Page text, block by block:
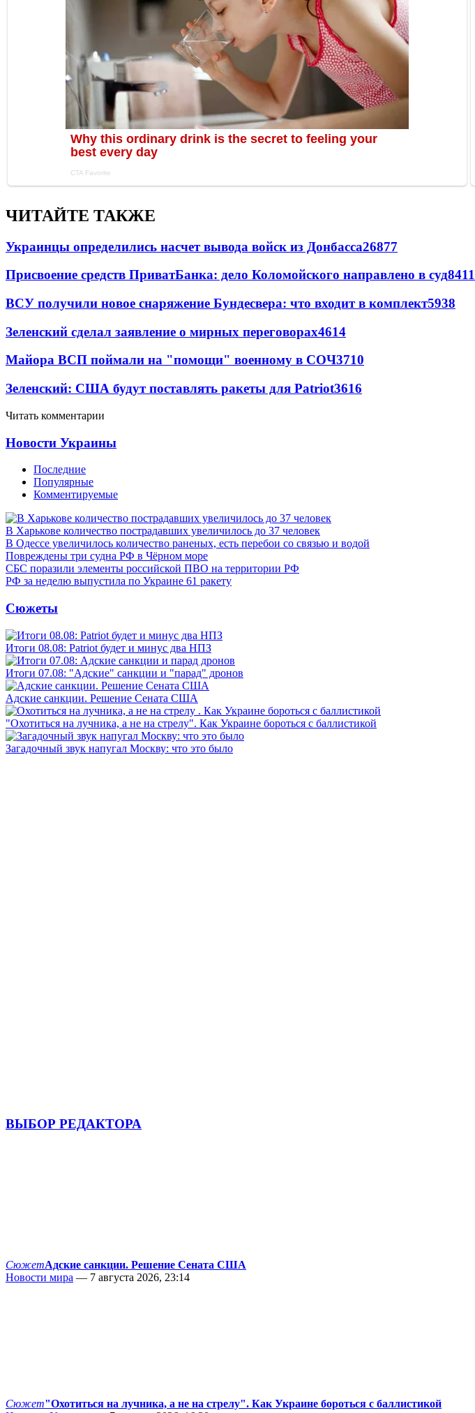
ЧИТАЙТЕ ТАКЖЕ
Украинцы определились насчет вывода войск из Донбасса26877
Присвоение средств ПриватБанка: дело Коломойского направлено в суд8411
ВСУ получили новое снаряжение Бундесвера: что входит в комплект5938
Зеленский сделал заявление о мирных переговорах4614
Майора ВСП поймали на "помощи" военному в СОЧ3710
Зеленский: США будут поставлять ракеты для Patriot3616
Читать комментарии
Новости Украины
Последние
Популярные
Комментируемые
В Харькове количество пострадавших увеличилось до 37 человек
В Одессе увеличилось количество раненых, есть перебои со связью и водой
Повреждены три судна РФ в Чёрном море
СБС поразили элементы российской ПВО на территории РФ
РФ за неделю выпустила по Украине 61 ракету
Сюжеты
Итоги 08.08: Patriot будет и минус два НПЗ
Итоги 07.08: "Адские" санкции и "парад" дронов
Адские санкции. Решение Сената США
"Охотиться на лучника, а не на стрелу". Как Украине бороться с баллистикой
Загадочный звук напугал Москву: что это было
ВЫБОР РЕДАКТОРА
СюжетАдские санкции. Решение Сената США
Новости мира — 7 августа 2026, 23:14
Сюжет"Охотиться на лучника, а не на стрелу". Как Украине бороться с баллистикой